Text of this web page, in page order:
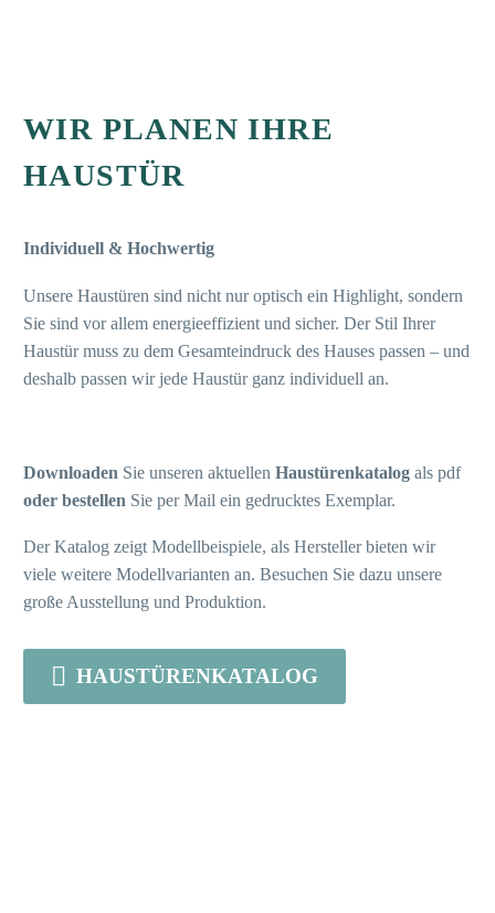
WIR PLANEN IHRE
HAUSTÜR
Individuell & Hochwertig
Unsere Haustüren sind nicht nur optisch ein Highlight, sondern
Sie sind vor allem energieeffizient und sicher. Der Stil Ihrer
Haustür muss zu dem Gesamteindruck des Hauses passen – und
deshalb passen wir jede Haustür ganz individuell an.
Downloaden Sie unseren aktuellen Haustürenkatalog als pdf
oder bestellen Sie per Mail ein gedrucktes Exemplar.
Der Katalog zeigt Modellbeispiele, als Hersteller bieten wir
viele weitere Modellvarianten an. Besuchen Sie dazu unsere
große Ausstellung und Produktion.
 HAUSTÜRENKATALOG